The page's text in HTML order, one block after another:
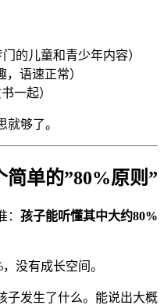
的儿童和青少年内容）
语速正常）
一起）
够了。
单的”80%原则”
孩子能听懂其中大约80%
没有成长空间。
子发生了什么。能说出大概